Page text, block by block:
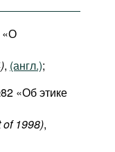
«О
, (англ.);
«Об этике
of 1998),